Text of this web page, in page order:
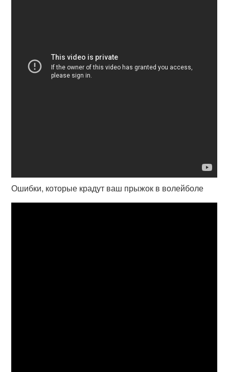
Ошибки, которые крадут ваш прыжок в волейболе